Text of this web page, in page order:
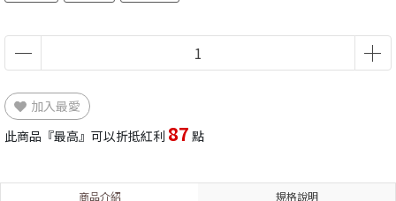
加入最愛
此商品『最高』可以折抵紅利 87 點
商品介紹 規格說明